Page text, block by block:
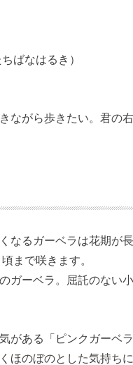
ばなはるき）
ながら歩きたい。君の
るガーベラは花期が
まで咲きます。
ガーベラ。屈託のない
ある「ピンクガーベ
ほのぼのとした気持ち